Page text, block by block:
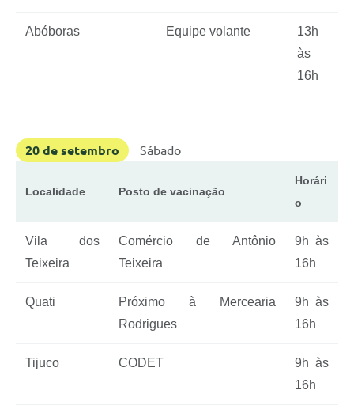
Abóboras Equipe volante
13h
às
16h
20 de setembro Sábado
Localidade Posto de vacinação
Horári
o
Vila dos
Teixeira
Comércio de Antônio
Teixeira
9h às
16h
Quati
Próximo à Mercearia
Rodrigues
9h às
16h
Tijuco CODET
9h às
16h